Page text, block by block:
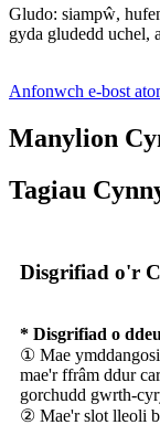
Gludo: siampŵ,
gyda gludedd uchel,
Anfonwch e-bost
Manylion
Tagiau
Disgrifiad o'r
* Disgrifiad o
① Mae
mae'r ffrâm ddur
gorchudd gwrth-
② Mae'r slot lleoli